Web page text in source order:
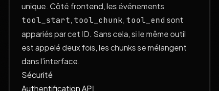
unique. Côté frontend, les événements
tool_start, tool_chunk, tool_endsont
appariés par cet ID. Sans cela, si le même outil
est appelé deux fois, les chunks se mélangent
dans l’interface.
Sécurité
Authentification API